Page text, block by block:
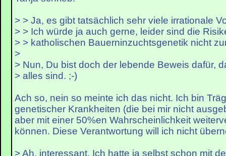
> > Ja, es gibt tatsächlich sehr viele irrationale
> > Ich würde ja auch gerne, leider sind die
> > katholischen Bauerninzuchtsgenetik nicht
>
> Nun, Du bist doch der lebende Beweis dafür,
> alles sind. ;-)
Ach so, nein so meinte ich das nicht. Ich bin
genetischer Krankheiten (die bei mir nicht
aber mit einer 50%en Wahrscheinlichkeit
können. Diese Verantwortung will ich nicht
> Ah, interessant. Ich hatte ja selbst schon mit